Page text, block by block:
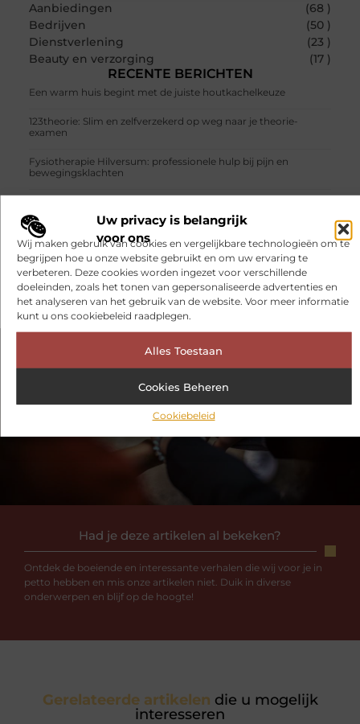
Uw privacy is belangrijk
voor ons
Wij maken gebruik van cookies en vergelijkbare technologieën om te
begrijpen hoe u onze website gebruikt en om uw ervaring te
verbeteren. Deze cookies worden ingezet voor verschillende
doeleinden, zoals het tonen van gepersonaliseerde advertenties en
het analyseren van het gebruik van de website. Voor meer informatie
kunt u ons cookiebeleid raadplegen.
Alles Toestaan
Cookies Beheren
Cookiebeleid
Aanbiedingen
(68 )
Bedrijven
(50 )
Dienstverlening
(23 )
Beauty en verzorging
(17 )
RECENTE BERICHTEN
Een warm huis begint met de juiste houtkachelkeuze
123theorie: Slim en zelfverzekerd op weg naar je theorie-
examen
Fysiotherapie Hilversum: professionele hulp bij pijn en
bewegingsklachten
Tien momenten waarop aanschuiven extra fijn is
Verhuisd naar Bunschoten? Waarom het vervangen van je
sloten een slimme eerste stap is
Had je deze artikelen al bekeken?
Ontdek de boeiende en interessante verhalen die wij voor je in
petto hebben en mis onze artikelen niet. Duik in diverse
onderwerpen en blijf op de hoogte!
VORIGE
Elektrische bakfietsen voor maximale prestaties
VOLGENDE
Gerelateerde artikelen die u mogelijk
interesseren